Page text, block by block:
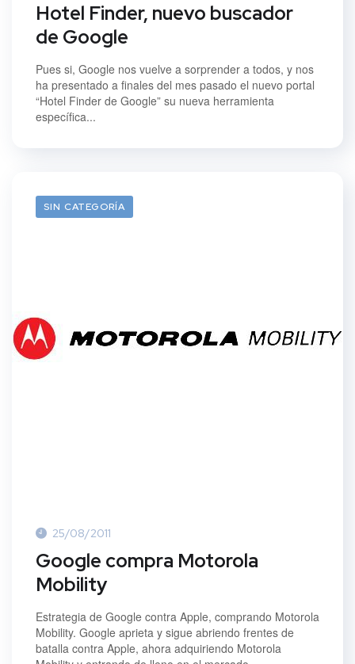
Hotel Finder, nuevo buscador
de Google
Pues si, Google nos vuelve a sorprender a todos, y nos
ha presentado a finales del mes pasado el nuevo portal
“Hotel Finder de Google” su nueva herramienta
específica...
SIN CATEGORÍA
25/08/2011
Google compra Motorola
Mobility
Estrategia de Google contra Apple, comprando Motorola
Mobility. Google aprieta y sigue abriendo frentes de
batalla contra Apple, ahora adquiriendo Motorola